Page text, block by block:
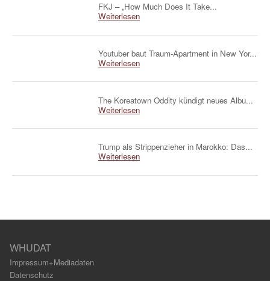
FKJ – „How Much Does It Take...
Weiterlesen
Youtuber baut Traum-Apartment in New Yor...
Weiterlesen
The Koreatown Oddity kündigt neues Albu...
Weiterlesen
Trump als Strippenzieher in Marokko: Das...
Weiterlesen
WHUDAT
Impressum+Mediadaten
Datenschutz